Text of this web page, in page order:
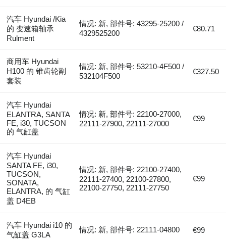
汽车 Hyundai /Kia
的 变速箱轴承
Rulment
情况: 新, 部件号: 43295-25200 /
4329525200
€80.71
商用车 Hyundai
H100 的 锥齿轮副
套装
情况: 新, 部件号: 53210-4F500 /
532104F500
€327.50
汽车 Hyundai
ELANTRA, SANTA
FE, i30, TUCSON
的 气缸盖
情况: 新, 部件号: 22100-27000,
22111-27900, 22111-27000
€99
汽车 Hyundai
SANTA FE, i30,
TUCSON,
SONATA,
ELANTRA, 的 气缸
盖 D4EB
情况: 新, 部件号: 22100-27400,
22111-27400, 22100-27800,
22100-27750, 22111-27750
€99
汽车 Hyundai i10 的
气缸盖 G3LA
情况: 新, 部件号: 22111-04800 €99